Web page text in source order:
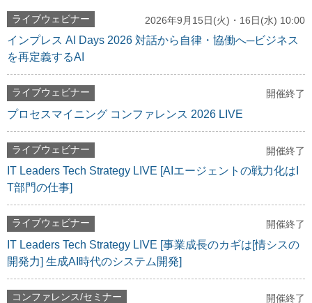
ライブウェビナー 2026年9月15日(火)・16日(水) 10:00
インプレス AI Days 2026 対話から自律・協働へ─ビジネス
を再定義するAI
ライブウェビナー 開催終了
プロセスマイニング コンファレンス 2026 LIVE
ライブウェビナー 開催終了
IT Leaders Tech Strategy LIVE [AIエージェントの戦力化はI
T部門の仕事]
ライブウェビナー 開催終了
IT Leaders Tech Strategy LIVE [事業成長のカギは[情シスの
開発力] 生成AI時代のシステム開発]
コンファレンス/セミナー 開催終了